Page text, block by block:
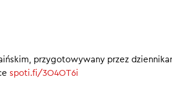
przygotowywany przez
spoti.fi/3O4OT6i